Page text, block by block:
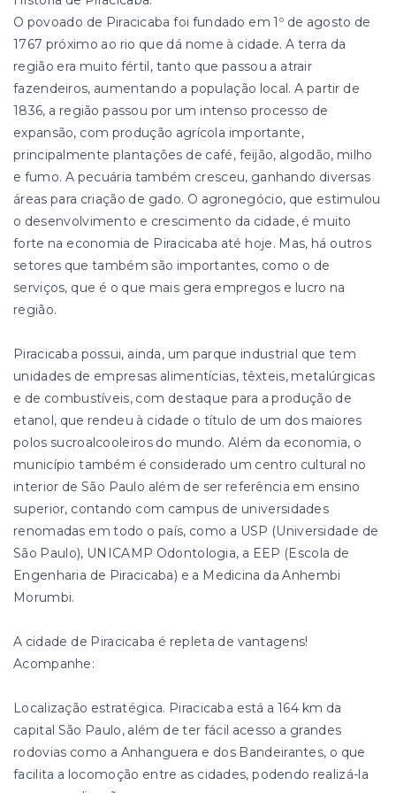
O povoado de Piracicaba foi fundado em 1º de agosto de
1767 próximo ao rio que dá nome à cidade. A terra da
região era muito fértil, tanto que passou a atrair
fazendeiros, aumentando a população local. A partir de
1836, a região passou por um intenso processo de
expansão, com produção agrícola importante,
principalmente plantações de café, feijão, algodão, milho
e fumo. A pecuária também cresceu, ganhando diversas
áreas para criação de gado. O agronegócio, que estimulou
o desenvolvimento e crescimento da cidade, é muito
forte na economia de Piracicaba até hoje. Mas, há outros
setores que também são importantes, como o de
serviços, que é o que mais gera empregos e lucro na
região.
Piracicaba possui, ainda, um parque industrial que tem
unidades de empresas alimentícias, têxteis, metalúrgicas
e de combustíveis, com destaque para a produção de
etanol, que rendeu à cidade o título de um dos maiores
polos sucroalcooleiros do mundo. Além da economia, o
município também é considerado um centro cultural no
interior de São Paulo além de ser referência em ensino
superior, contando com campus de universidades
renomadas em todo o país, como a USP (Universidade de
São Paulo), UNICAMP Odontologia, a EEP (Escola de
Engenharia de Piracicaba) e a Medicina da Anhembi
Morumbi.
A cidade de Piracicaba é repleta de vantagens!
Acompanhe:
Localização estratégica. Piracicaba está a 164 km da
capital São Paulo, além de ter fácil acesso a grandes
rodovias como a Anhanguera e dos Bandeirantes, o que
facilita a locomoção entre as cidades, podendo realizá-la